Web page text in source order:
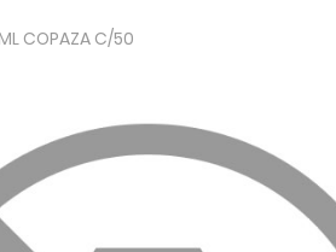
COPAZA C/50